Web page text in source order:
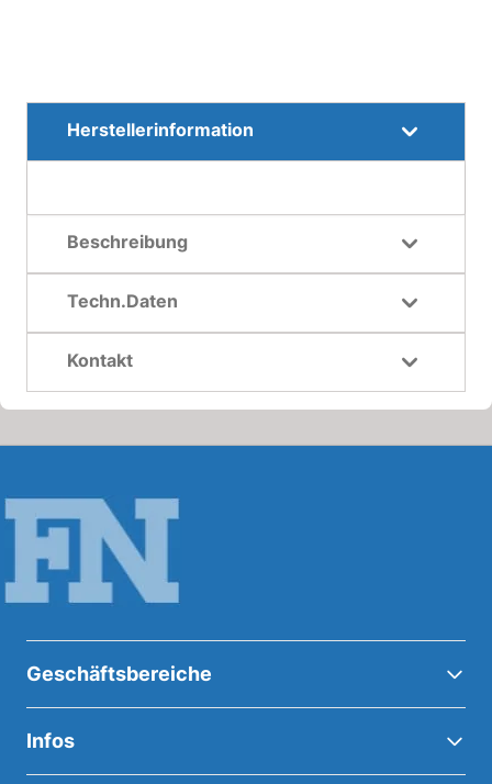
Herstellerinformation
Beschreibung
Techn.Daten
Kontakt
Geschäftsbereiche
Infos